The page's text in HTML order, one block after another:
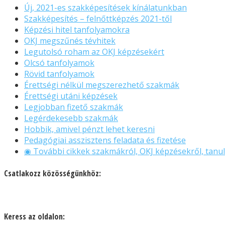
Új, 2021-es szakképesítések kínálatunkban
Szakképesítés – felnőttképzés 2021-től
Képzési hitel tanfolyamokra
OKJ megszűnés tévhitek
Legutolsó roham az OKJ képzésekért
Olcsó tanfolyamok
Rövid tanfolyamok
Érettségi nélkül megszerezhető szakmák
Érettségi utáni képzések
Legjobban fizető szakmák
Legérdekesebb szakmák
Hobbik, amivel pénzt lehet keresni
Pedagógiai asszisztens feladata és fizetése
◉ További cikkek szakmákról, OKJ képzésekről,
Csatlakozz közösségünkhöz:
Keress az oldalon: